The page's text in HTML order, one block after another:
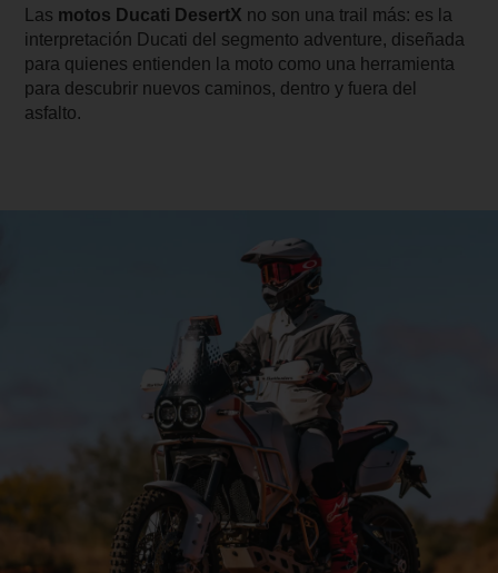
Las motos Ducati DesertX no son una trail más: es la
interpretación Ducati del segmento adventure, diseñada
para quienes entienden la moto como una herramienta
para descubrir nuevos caminos, dentro y fuera del
asfalto.